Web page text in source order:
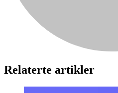
Relaterte artikler